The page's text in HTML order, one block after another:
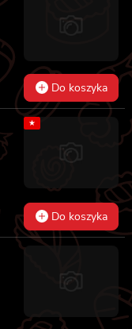
Do koszyka
★
Do koszyka